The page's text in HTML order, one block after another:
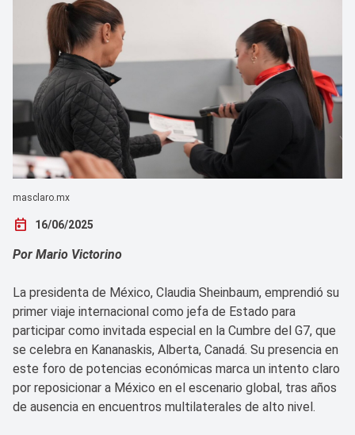
masclaro.mx
today 16/06/2025
Por Mario Victorino
La presidenta de México, Claudia Sheinbaum, emprendió su
primer viaje internacional como jefa de Estado para
participar como invitada especial en la Cumbre del G7, que
se celebra en Kananaskis, Alberta, Canadá. Su presencia en
este foro de potencias económicas marca un intento claro
por reposicionar a México en el escenario global, tras años
de ausencia en encuentros multilaterales de alto nivel.